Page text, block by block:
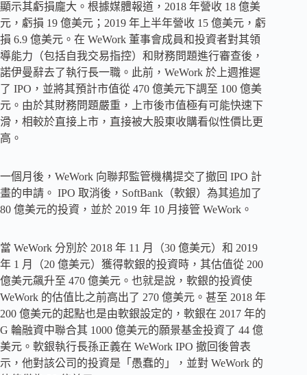
顯示其虧損龐大。根據媒體報道，2018 年營收 18 億美
元，虧損 19 億美元；2019 年上半年營收 15 億美元，虧
損 6.9 億美元。在 WeWork 董事會成員和投資者對其領
導能力（包括自我交易指控）和財務問題進行審查後，
諾伊曼辭去了執行長一職。此前，WeWork 於上週推遲
了 IPO，並將其預計市值從 470 億美元下調至 100 億美
元。由於其財務問題嚴重，上市後市值極有可能快速下
滑，相較於直接上市，直接被大股東收購看似性價比更
高。
一個月後，WeWork 向聯邦監管機構提交了撤回 IPO 計
畫的申請。 IPO 取消後，SoftBank（軟銀）為其追加了
80 億美元的投資，並於 2019 年 10 月接管 WeWork。
當 WeWork 分別於 2018 年 11 月（30 億美元）和 2019
年 1 月（20 億美元）獲得軟銀的投資時，其估值從 200
億美元飆升至 470 億美元。也就是說，軟銀的投資使
WeWork 的估值比之前高出了 270 億美元。甚至 2018 年
200 億美元的起點也是由軟銀設定的，軟銀在 2017 年的
G 輪融資中聯合其 1000 億美元的願景基金投資了 44 億
美元。軟銀執行長孫正義在 WeWork IPO 撤回後曾表
示，他對該公司的投資是「愚蠢的」，並對 WeWork 的